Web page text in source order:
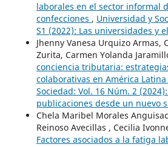
laborales en el sector informal
confecciones , Universidad y
S1 (2022): Las universidades y
Jhenny Vanesa Urquizo Armas,
Zurita, Carmen Yolanda
conciencia tributaria:
colaborativas en América Latina
Sociedad: Vol. 16 Núm. 2
publicaciones desde un nuevo
Chela Maribel Morales
Reinoso Avecillas , Cecilia
Factores asociados a la fatiga